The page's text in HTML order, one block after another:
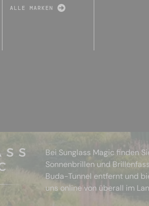
ALLE MARKEN
Bei Sunglass Magic finden
Sonnenbrillen und
Buda-Tunnel entfernt und
uns online von überall im